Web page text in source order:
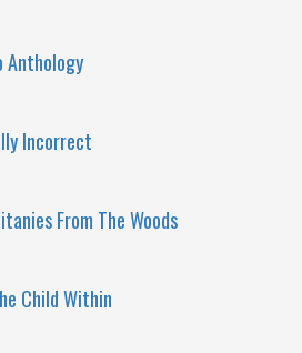
Anthology
Incorrect
From The Woods
Child Within